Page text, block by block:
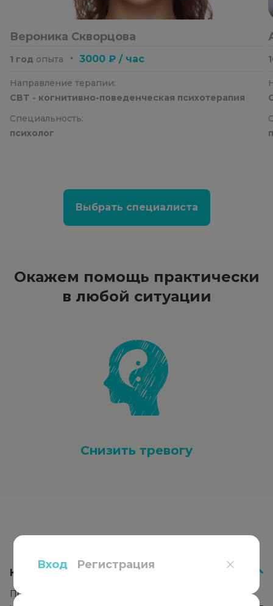
Вероника Скворцова
1 год опыта ・ 3000 ₽ / час
Направление терапии:
CBT - когнитивно-поведенческая психотерапия
Специальность:
психолог
Выбрать специалиста
Окажем помощь практически
в любой ситуации
Снизить тревогу
Вопросыи ответы
Как работает психотерапия?
Психотерапевт подбирает подход к каждому клиенту,
Вход Регистрация